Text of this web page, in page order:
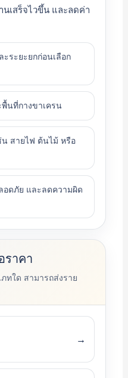
นเสร็จไวขึ้น และลดค่า
ระยะยกก่อนเลือก
นที่กางขาเครน
สายไฟ ต้นไม้ หรือ
อดภัย และลดความผิด
ราคา
ทใด สามารถส่งราย
→